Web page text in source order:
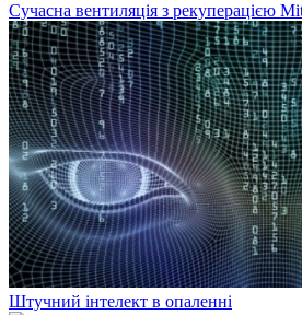
Сучасна вентиляція з рекуперацією
Штучний інтелект в опаленні